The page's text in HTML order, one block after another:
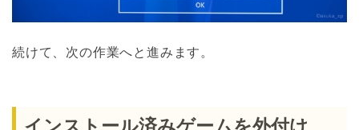
続けて、次の作業へと進みます。